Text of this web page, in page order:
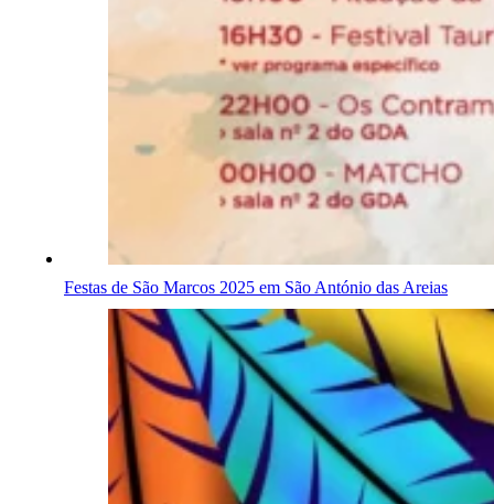
Festas de São Marcos 2025 em São António das Areias